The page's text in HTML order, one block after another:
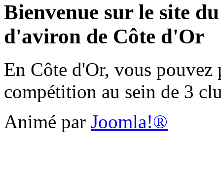
Bienvenue sur le site
d'aviron de Côte d'Or
En Côte d'Or, vous
compétition au sein de 3
Animé par Joomla!®